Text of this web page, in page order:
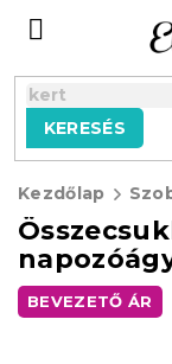
tartalomhoz
KERESÉS
Kezdőlap
BEVEZETŐ ÁR